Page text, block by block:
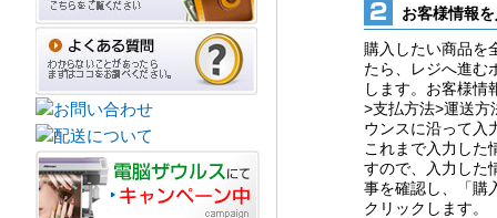
お客様情報
購入したい商品を
たら、レジへ進む
します。お客様情
>支払方法>運送方
ウンスに沿って入
これまで入力した
すので、入力した
事を確認し、「購
クリックします。